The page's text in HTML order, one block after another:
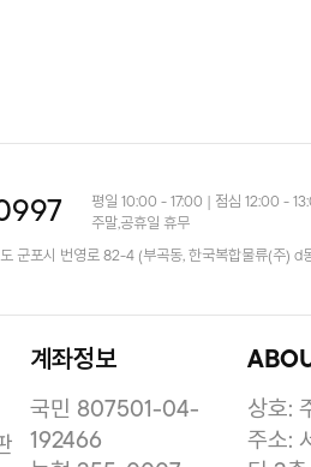
평일 10:00 - 17:00 | 점심 12:00 -
주말,공휴일 휴무
군포시 번영로 82-4 (부곡동, 한국복합물류(주) d
계좌정보
국민 807501-04-
192466
상호:
주소: